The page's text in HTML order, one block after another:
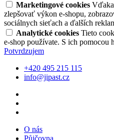
Marketingové cookies
zlepšovať výkon e-shopu,
sociálnych sieťach a ďalších
Analytické cookies Tieto
e-shop používate. S ich pomocou
Potvrdzujem
+420 495 215 115
info@jipast.cz
O nás
Půjčovna